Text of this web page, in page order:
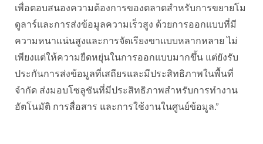
เพื่อตอบสนองความต้องการของตลาดสำหรับการขยายโม
ดูลาร์และการส่งข้อมูลความเร็วสูง ด้วยการออกแบบที่มี
ความหนาแน่นสูงและการจัดเรียงขาแบบหลากหลาย ไม่
เพียงแต่ให้ความยืดหยุ่นในการออกแบบมากขึ้น แต่ยังรับ
ประกันการส่งข้อมูลที่เสถียรและมีประสิทธิภาพในพื้นที่
จำกัด ส่งมอบโซลูชันที่มีประสิทธิภาพสำหรับการทำงาน
อัตโนมัติ การสื่อสาร และการใช้งานในศูนย์ข้อมูล.”